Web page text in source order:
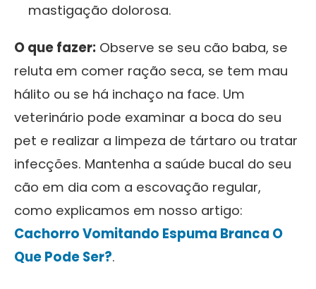
mastigação dolorosa.
O que fazer: Observe se seu cão baba, se
reluta em comer ração seca, se tem mau
hálito ou se há inchaço na face. Um
veterinário pode examinar a boca do seu
pet e realizar a limpeza de tártaro ou tratar
infecções. Mantenha a saúde bucal do seu
cão em dia com a escovação regular,
como explicamos em nosso artigo:
Cachorro Vomitando Espuma Branca O
Que Pode Ser?.